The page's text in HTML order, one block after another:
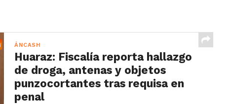
ÁNCASH
Huaraz: Fiscalía reporta hallazgo
de droga, antenas y objetos
punzocortantes tras requisa en
penal